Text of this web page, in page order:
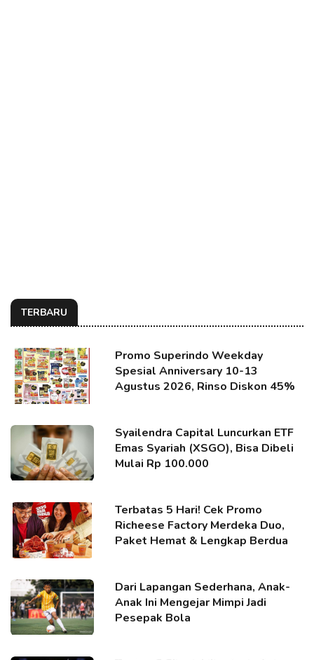
TERBARU
Promo Superindo Weekday
Spesial Anniversary 10-13
Agustus 2026, Rinso Diskon 45%
Syailendra Capital Luncurkan ETF
Emas Syariah (XSGO), Bisa Dibeli
Mulai Rp 100.000
Terbatas 5 Hari! Cek Promo
Richeese Factory Merdeka Duo,
Paket Hemat & Lengkap Berdua
Dari Lapangan Sederhana, Anak-
Anak Ini Mengejar Mimpi Jadi
Pesepak Bola